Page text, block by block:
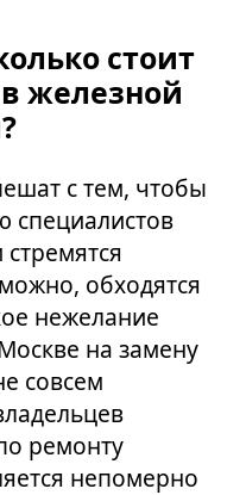
стоит
железной
с тем, чтобы
специалистов
обходятся
нежелание
на замену
совсем
ремонту
непомерно